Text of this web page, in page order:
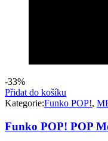
-33%
Přidat do košíku
Kategorie:Funko POP!,
Funko POP! POP